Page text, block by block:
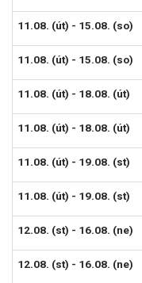
11.08. (út) - 15.08. (so)
11.08. (út) - 15.08. (so)
11.08. (út) - 18.08. (út)
11.08. (út) - 18.08. (út)
11.08. (út) - 19.08. (st)
11.08. (út) - 19.08. (st)
12.08. (st) - 16.08. (ne)
12.08. (st) - 16.08. (ne)